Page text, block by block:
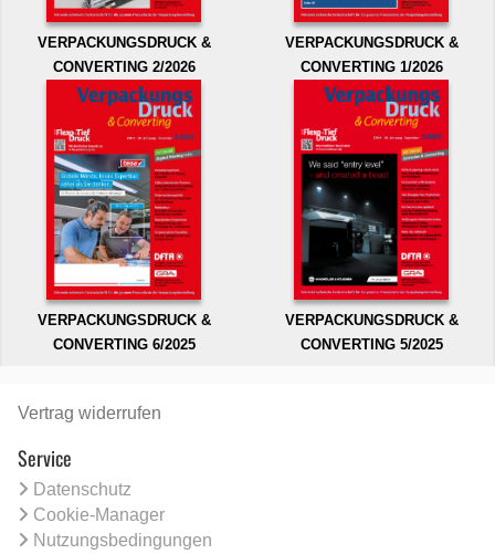
VERPACKUNGSDRUCK &
CONVERTING 2/2026
VERPACKUNGSDRUCK &
CONVERTING 1/2026
VERPACKUNGSDRUCK &
CONVERTING 6/2025
VERPACKUNGSDRUCK &
CONVERTING 5/2025
Vertrag widerrufen
Service
Datenschutz
Cookie-Manager
Nutzungsbedingungen